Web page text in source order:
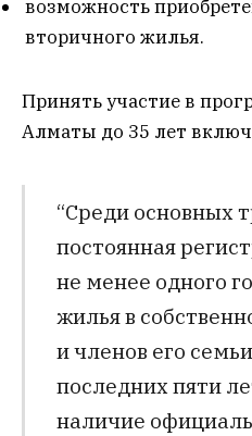
возможность
вторичного жилья.
Принять участие в
Алматы до 35 лет
“Среди основных
постоянная
не менее одного
жилья в
и членов его
последних пяти
наличие